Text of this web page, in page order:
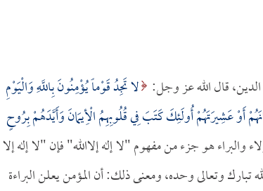
قال الله عز وجل: لا تَجِدُ قَوْماً يُؤْمِنُونَ بِاللَّهِ وَالْيَوْمِ
أَوْ عَشِيرَتَهُمْ أُولَئِكَ كَتَبَ فِي قُلُوبِهِمُ الْأِيمَانَ وَأَيَّدَهُمْ بِرُوحٍ
وهذا الولاء والبراء هو جزء من مفهوم "لا إله إلاالله" فإن "لا إله إلا
تبارك وتعالى وحده، ومعنى ذلك: أن المؤمن يعلن البراءة